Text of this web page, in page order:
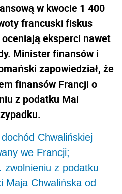
w kwocie 1 400
francuski fiskus
eksperci nawet
Minister finansów i
zapowiedział, że
finansów Francji o
z podatku Mai
Chwalińskiej
we Francji;
zwolnieniu z podatku
Maja Chwalińska od